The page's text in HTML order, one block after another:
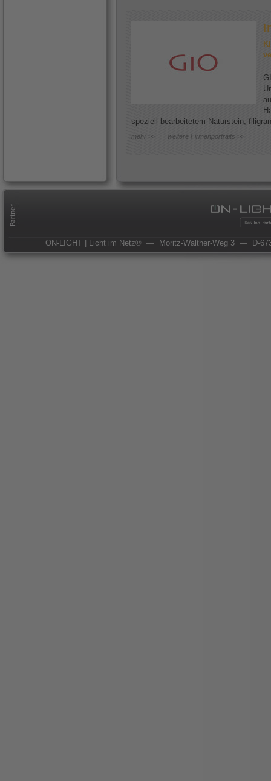
speziell bearbeitetem Naturstein,
mehr >> weitere Firmenportraits >>
ON-LIGHT | Licht im Netz® — Moritz-Walther-Weg 3 — D-